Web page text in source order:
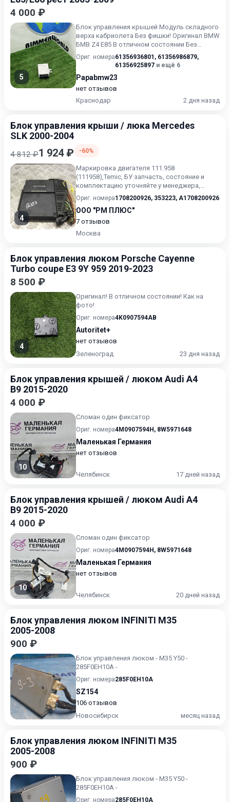
4 000 ₽
5
Блок управления крышей Модуль складного
верха кабриолета Без фишки! Оригинал BMW
БМВ Z4 E85 В отличном состоянии Без
пробега по РФ.
Ориг. номера61356936801 , 61356986879,
61356925897 и ещё 6
Papabmw23
нет отзывов
Краснодар
2 дня назад
Блок управления крыши / люка Mercedes
SLK 2000-2004
4 812 ₽1 924 ₽ -60%
4
Маркировка двигателя 111.958
(111958),Temic, БУ запчасть, состояние и
комплектацию уточняйте у менеджера,
проверочный срок от 14 до 30 дней.
Ориг. номера1708200926, 353223, A1708200926
ООО "РМ ПЛЮС"
7 отзывов
Москва
Блок управления люком Porsche Cayenne
Turbo coupe E3 9Y 959 2019-2023
8 500 ₽
4
Оригинал! В отличном состоянии! Как на
фото!
Ориг. номера4K0907594AB
Autoritet+
нет отзывов
Зеленоград
23 дня назад
Блок управления крышей / люком Audi A4
B9 2015-2020
4 000 ₽
10
Сломан один фиксатор
Ориг. номера4M0907594H , 8W5971648
Маленькая Германия
нет отзывов
Челябинск 17 дней назад
Блок управления крышей / люком Audi A4
B9 2015-2020
4 000 ₽
10
Сломан один фиксатор
Ориг. номера4M0907594H , 8W5971648
Маленькая Германия
нет отзывов
Челябинск 20 дней назад
Блок управления люком INFINITI M35
2005-2008
900 ₽
Блок управления люком - M35 Y50 -
285F0EH10A -
Ориг. номера285F0EH10A
SZ154
106 отзывов
Новосибирск
месяц назад
Блок управления люком INFINITI M35
2005-2008
900 ₽
Блок управления люком - M35 Y50 -
285F0EH10A -
Ориг. номера285F0EH10A